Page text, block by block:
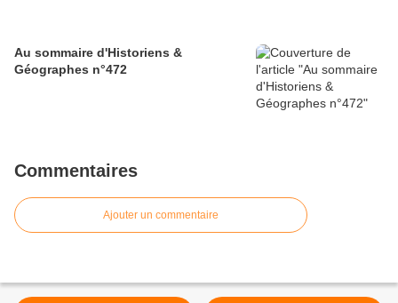
Au sommaire d'Historiens &
Géographes n°472
Commentaires
Ajouter un commentaire